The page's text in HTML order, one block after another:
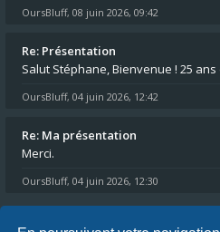
OursBluff, 08 juin 2026, 09:42
Re: Présentation
OursBluff, 04 juin 2026, 12:42
Re: Ma présentation
Merci.
OursBluff, 04 juin 2026, 12:30